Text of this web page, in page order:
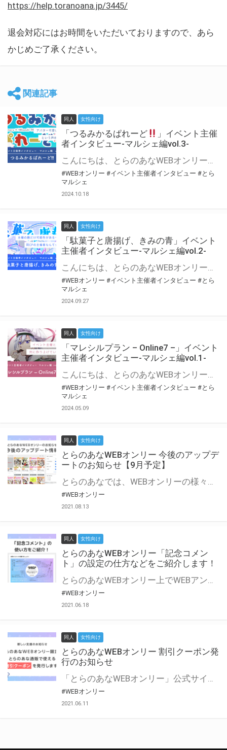
https://help.toranoana.jp/3445/
退会対応にはお時間をいただいておりますので、あら
かじめご了承ください。
関連記事
同人 女性向け
「つるみかるぱれーど
」イベント主催
者インタビュー-マルシェ編vol.3-
こんにちは、とらのあなWEBオンリー運営スタッフです。 新たにお届けする、イベント主催者インタビュー-マルシェ編-は、 とらのあなWEBオンリー「マルシェ」をご利用した主催様に 「マルシェ」を使って開催した感想や心がけをお聞きする企画です。 今回は、WEBオンリー初開催「つるみかるぱれーど
#WEBオンリー #イベント主催者インタビュー #とら
マルシェ
2024.10.18
同人 女性向け
「駄菓子と唐揚げ、きみの青」イベント
主催者インタビュー-マルシェ編vol.2-
こんにちは、とらのあなWEBオンリー運営スタッフです。 新たにお届けする、イベント主催者インタビュー-マルシェ編-は、 とらのあなWEBオンリー「マルシェ」をご利用の主催様に 「マルシェ」を使ってイベントを開催した感想や心がけをお聞きする企画です。 今回は、WEBオンリー初開催「駄菓子と唐揚げ、きみの青」より、 主催のぎこ六屋様にお話を伺いました。 協力：ぎこ六屋様／イベント公式Twitter（@krkgwks） とらのあなWEBオンリー「マルシェ」とは？ WEBオンリーでリアルタイムでコミュニケーションがとれるオンライン会場です。
#WEBオンリー #イベント主催者インタビュー #とら
マルシェ
2024.09.27
同人 女性向け
「マレシルプラン – Online7 –」イベント
主催者インタビュー-マルシェ編vol.1-
こんにちは、とらのあなWEBオンリー運営スタッフです。 新たにお届けする、イベント主催者インタビュー-マルシェ編-は、 とらのあなWEBオンリー「マルシェ」をご利用した主催様に 「マルシェ」を使って開催した感想や心がけをお聞きする企画です。 今回は、WEBオンリー開催7回目迎えた「マレシルプラン – Online7 –」より、 主催の玉川うた様にお話を伺いました。 ▼マレシルプランのインタビュー前回記事 「イベント主催者インタビュー vol.6」はこちら 協力：玉川うた様（マレシルプラン実行委員会 代表）／イベント公式Twitter（@mallesil_plan） とらのあなWEBオンリー「マルシェ」とは？ WEBオンリーでリアルタイムでコミュニケーションがとれるオンライン会場です。
#WEBオンリー #イベント主催者インタビュー #とら
マルシェ
2024.05.09
同人 女性向け
とらのあなWEBオンリー 今後のアップデ
ートのお知らせ【9月予定】
とらのあなでは、WEBオンリーの様々な支援を実施しています。 今回は2021年9月に実装を予定しているアップデート情報についてご紹介いたします。 とらのあなWEBオンリーサイトはこちら
#WEBオンリー
2021.08.13
同人 女性向け
とらのあなWEBオンリー「記念コメン
ト」の設定の仕方などをご紹介します！
とらのあなWEBオンリー上でWEBアンソロジーが作成できる「記念コメント」について、その使い方や作成手順を解説します！ 支援タイプを「サークル参加型」「サークル参加型・マルシェ(イベント会場)機能付き」でお申し込みいただいている主催者様はぜひご活用ください♪ とらのあなWEBオンリーサイトはこちら
#WEBオンリー
2021.06.18
同人 女性向け
とらのあなWEBオンリー 割引クーポン発
行のお知らせ
「とらのあなWEBオンリー」公式サイトでとらのあな通販の「割引クーポン」を配布中！ イベントごとに開催当日限定で使える割引クーポンのシリアルコードを発行します。 とらのあなWEBオンリーのページをチェックして、イベント当日にお得にお買い物を楽しみましょう♪ ※本キャンペーンは予告なく終了する場合がございます。 とらのあなWEBオンリーサイトはこちら
#WEBオンリー
2021.06.11